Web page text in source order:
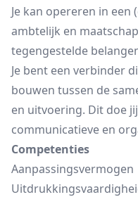
Je kan opereren in
ambtelijk en
tegengestelde
Je bent een verbinder
bouwen tussen de
en uitvoering. Dit doe
communicatieve en
Competenties
Aanpassingsvermogen